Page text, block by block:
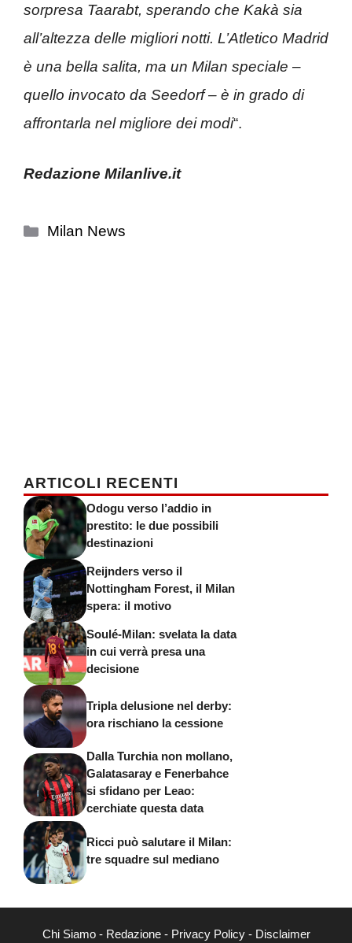
sorpresa Taarabt, sperando che Kakà sia
all’altezza delle migliori notti. L’Atletico Madrid
è una bella salita, ma un Milan speciale –
quello invocato da Seedorf – è in grado di
affrontarla nel migliore dei modi“.
Redazione Milanlive.it
Categorie
Milan News
ARTICOLI RECENTI
Odogu verso l’addio in
prestito: le due possibili
destinazioni
Reijnders verso il
Nottingham Forest, il Milan
spera: il motivo
Soulé-Milan: svelata la data
in cui verrà presa una
decisione
Tripla delusione nel derby:
ora rischiano la cessione
Dalla Turchia non mollano,
Galatasaray e Fenerbahce
si sfidano per Leao:
cerchiate questa data
Ricci può salutare il Milan:
tre squadre sul mediano
Chi Siamo- Redazione- Privacy Policy- Disclaimer